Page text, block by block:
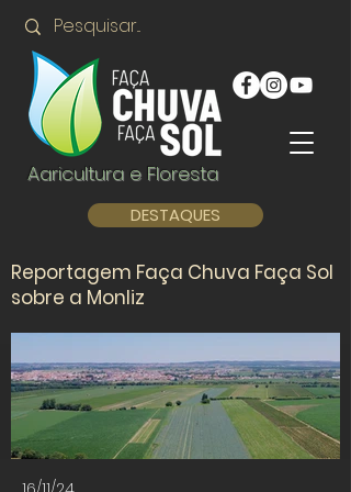
Agricultura e Floresta
DESTAQUES
Reportagem Faça Chuva Faça Sol
sobre a Monliz